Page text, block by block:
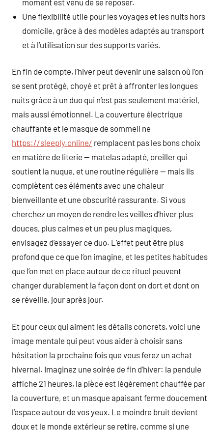
Une flexibilité utile pour les voyages et les nuits hors
domicile, grâce à des modèles adaptés au transport
et à l’utilisation sur des supports variés.
En fin de compte, l’hiver peut devenir une saison où l’on
se sent protégé, choyé et prêt à affronter les longues
nuits grâce à un duo qui n’est pas seulement matériel,
mais aussi émotionnel. La couverture électrique
chauffante et le masque de sommeil ne
https://sleeply.online/ remplacent pas les bons choix
en matière de literie — matelas adapté, oreiller qui
soutient la nuque, et une routine régulière — mais ils
complètent ces éléments avec une chaleur
bienveillante et une obscurité rassurante. Si vous
cherchez un moyen de rendre les veilles d’hiver plus
douces, plus calmes et un peu plus magiques,
envisagez d’essayer ce duo. L’effet peut être plus
profond que ce que l’on imagine, et les petites habitudes
que l’on met en place autour de ce rituel peuvent
changer durablement la façon dont on dort et dont on
se réveille, jour après jour.
Et pour ceux qui aiment les détails concrets, voici une
image mentale qui peut vous aider à choisir sans
hésitation la prochaine fois que vous ferez un achat
hivernal. Imaginez une soirée de fin d’hiver: la pendule
affiche 21 heures, la pièce est légèrement chauffée par
la couverture, et un masque apaisant ferme doucement
l’espace autour de vos yeux. Le moindre bruit devient
doux et le monde extérieur se retire, comme si une